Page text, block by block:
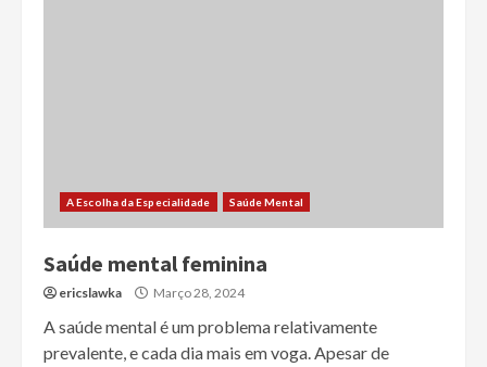
A Escolha da Especialidade Saúde Mental
Saúde mental feminina
ericslawka Março 28, 2024
A saúde mental é um problema relativamente
prevalente, e cada dia mais em voga. Apesar de